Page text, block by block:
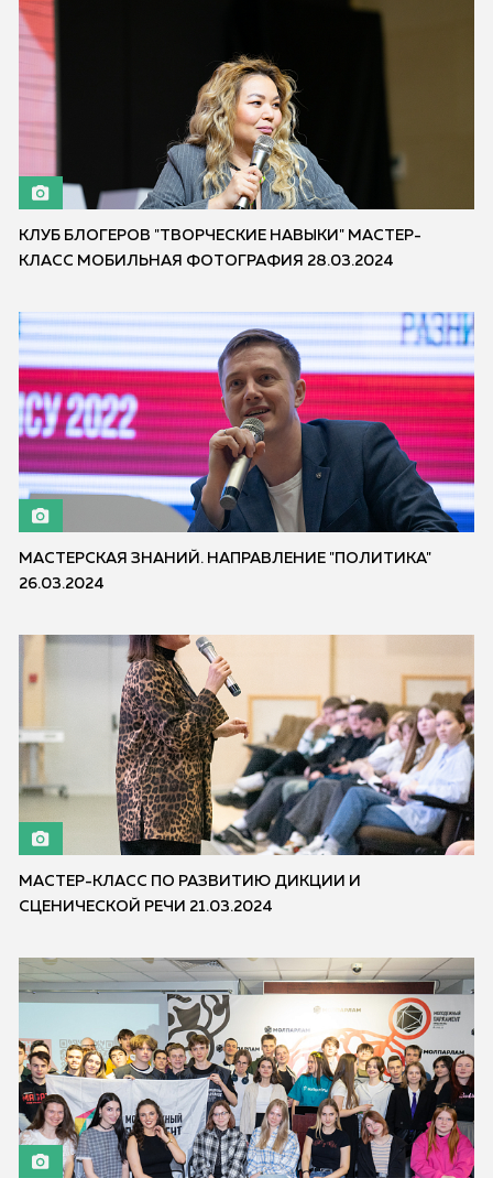
КЛУБ БЛОГЕРОВ "ТВОРЧЕСКИЕ НАВЫКИ" МАСТЕР-
КЛАСС МОБИЛЬНАЯ ФОТОГРАФИЯ 28.03.2024
МАСТЕРСКАЯ ЗНАНИЙ. НАПРАВЛЕНИЕ "ПОЛИТИКА"
26.03.2024
МАСТЕР-КЛАСС ПО РАЗВИТИЮ ДИКЦИИ И
СЦЕНИЧЕСКОЙ РЕЧИ 21.03.2024